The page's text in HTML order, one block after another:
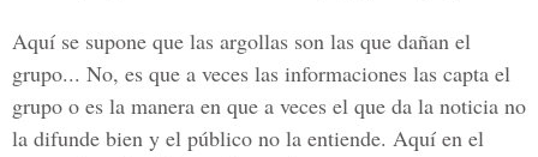
Aquí se supone que las argollas son las que dañan el
grupo... No, es que a veces las informaciones las capta el
grupo o es la manera en que a veces el que da la noticia no
la difunde bien y el público no la entiende. Aquí en el